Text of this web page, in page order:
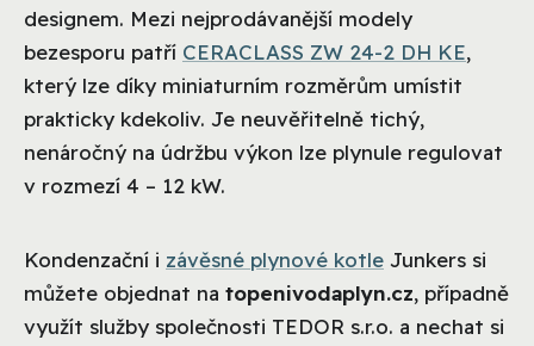
designem. Mezi nejprodávanější modely
bezesporu patří CERACLASS ZW 24-2 DH KE,
který lze díky miniaturním rozměrům umístit
prakticky kdekoliv. Je neuvěřitelně tichý,
nenáročný na údržbu výkon lze plynule regulovat
v rozmezí 4 – 12 kW.
Kondenzační i závěsné plynové kotle Junkers si
můžete objednat na topenivodaplyn.cz, případně
využít služby společnosti TEDOR s.r.o. a nechat si